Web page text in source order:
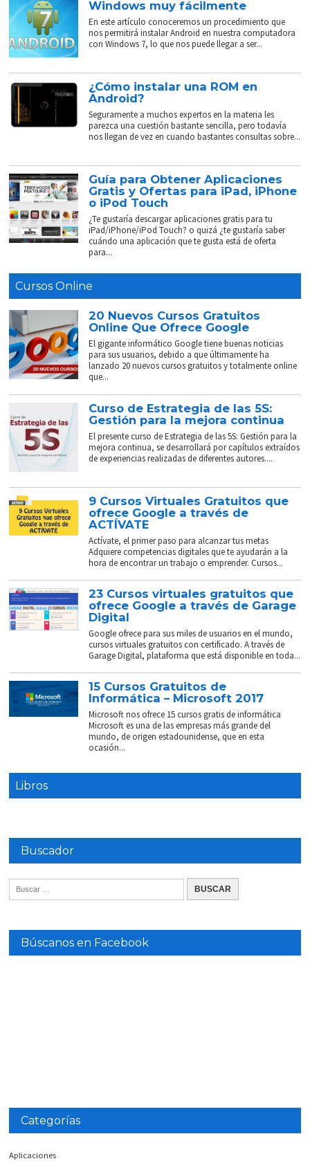
Windows muy fácilmente
En este artículo conoceremos un procedimiento que
nos permitirá instalar Android en nuestra computadora
con Windows 7, lo que nos puede llegar a ser...
¿Cómo instalar una ROM en
Android?
Seguramente a muchos expertos en la materia les
parezca una cuestión bastante sencilla, pero todavía
nos llegan de vez en cuando bastantes consultas sobre...
Guía para Obtener Aplicaciones
Gratis y Ofertas para iPad, iPhone
o iPod Touch
¿Te gustaría descargar aplicaciones gratis para tu
iPad/iPhone/iPod Touch? o quizá ¿te gustaría saber
cuándo una aplicación que te gusta está de oferta
para...
Cursos Online
20 Nuevos Cursos Gratuitos
Online Que Ofrece Google
El gigante informático Google tiene buenas noticias
para sus usuarios, debido a que últimamente ha
lanzado 20 nuevos cursos gratuitos y totalmente online
que...
Curso de Estrategia de las 5S:
Gestión para la mejora continua
El presente curso de Estrategia de las 5S: Gestión para la
mejora continua, se desarrollará por capítulos extraídos
de experiencias realizadas de diferentes autores....
9 Cursos Virtuales Gratuitos que
ofrece Google a través de
ACTÍVATE
Actívate, el primer paso para alcanzar tus metas
Adquiere competencias digitales que te ayudarán a la
hora de encontrar un trabajo o emprender. Cursos...
23 Cursos virtuales gratuitos que
ofrece Google a través de Garage
Digital
Google ofrece para sus miles de usuarios en el mundo,
cursos virtuales gratuitos con certificado. A través de
Garage Digital, plataforma que está disponible en toda...
15 Cursos Gratuitos de
Informática – Microsoft 2017
Microsoft nos ofrece 15 cursos gratis de informática
Microsoft es una de las empresas más grande del
mundo, de origen estadounidense, que en esta
ocasión...
Libros
Buscador
Búscanos en Facebook
Categorías
Aplicaciones